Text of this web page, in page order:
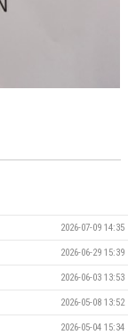
2026-07-09 14:35
2026-06-29 15:39
2026-06-03 13:53
2026-05-08 13:52
2026-05-04 15:34